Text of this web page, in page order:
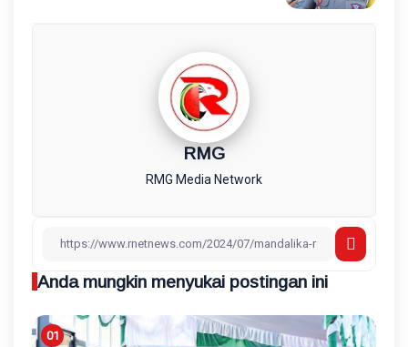
RMG
RMG Media Network
Anda mungkin menyukai postingan ini